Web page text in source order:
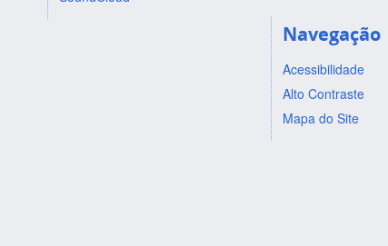
Navegação
Acessibilidade
Alto Contraste
Mapa do Site